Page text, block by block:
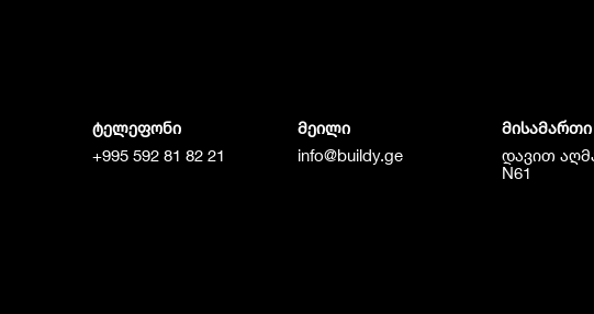
ტელეფონი
+995 592 81 82 21
მეილი
info@buildy.ge
მისამართი
დავით
N61